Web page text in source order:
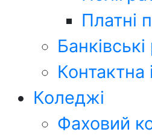
Платні
Контактна
Коледжі
Фаховий